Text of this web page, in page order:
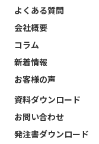
よくある質問
会社概要
コラム
新着情報
お客様の声
資料ダウンロード
お問い合わせ
発注書ダウンロード